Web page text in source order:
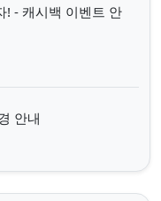
! - 캐시백 이벤트 안
안내